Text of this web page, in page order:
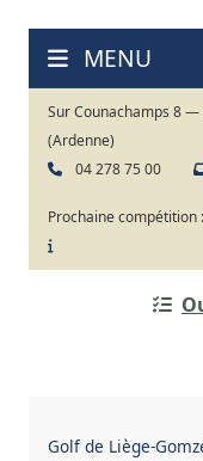
MENU
Sur Counachamps 8
(Ardenne)
04 278 75 00
Prochaine compétition :
Golf de Liège-